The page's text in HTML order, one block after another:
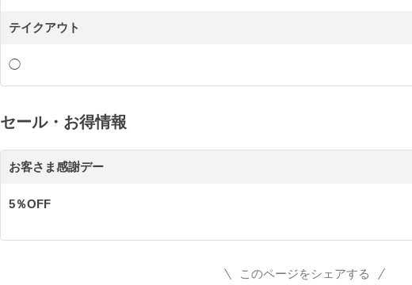
テイクアウト
◯
セール・お得情報
お客さま感謝デー
5％OFF
このページをシェアする